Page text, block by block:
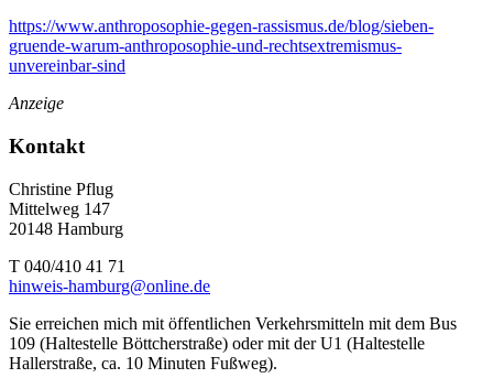
https://www.anthroposophie-gegen-rassismus.de/blog/sieben-
gruende-warum-anthroposophie-und-rechtsextremismus-
unvereinbar-sind
Anzeige
Kontakt
Christine Pflug
Mittelweg 147
20148 Hamburg
T 040/410 41 71
hinweis-hamburg@online.de
Sie erreichen mich mit öffentlichen Verkehrsmitteln mit dem Bus
109 (Haltestelle Böttcherstraße) oder mit der U1 (Haltestelle
Hallerstraße, ca. 10 Minuten Fußweg).